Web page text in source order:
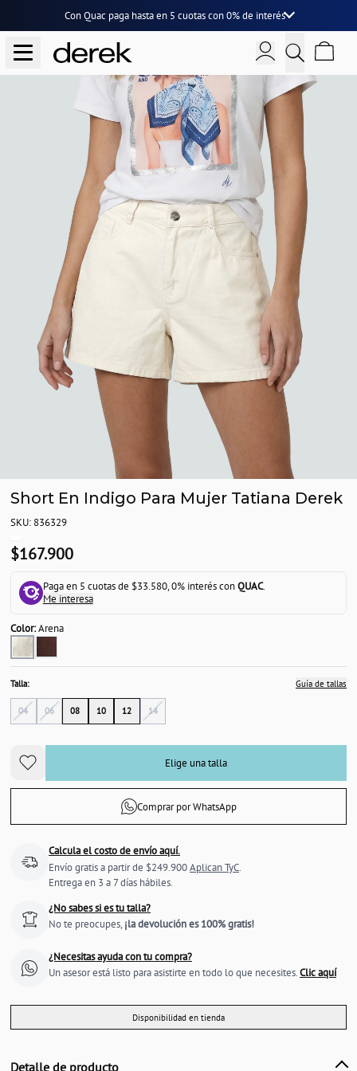
Con Quac paga hasta en 5 cuotascon0% de interés
Short En Indigo Para Mujer Tatiana Derek
SKU: 836329
$167.900
Paga en 5 cuotas de $33.580, 0% interés conQUAC.
Me interesa
Color:Arena
Talla: Guía de tallas
04 06 08 10 12 14
Elige una talla
Comprar por WhatsApp
Calcula el costo de envío aquí.
Envío gratis a partir de $249.900Aplican TyC.
Entrega en 3 a 7 días hábiles.
¿No sabes si es tu talla?
No te preocupes, ¡la devolución es 100% gratis!
¿Necesitas ayuda con tu compra?
Un asesor está listo para asistirte en todo lo que necesites.Clic aquí
Disponibilidad en tienda
Detalle de producto